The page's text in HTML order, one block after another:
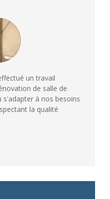
un travail
de salle de
s'adapter à nos besoins
la qualité